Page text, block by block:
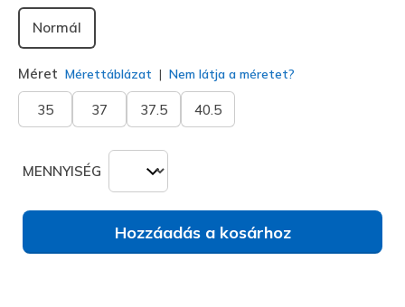
Normál
Méret Mérettáblázat Nem látja a méretet?
35 37 37.5 40.5
MENNYISÉG
Hozzáadás a kosárhoz